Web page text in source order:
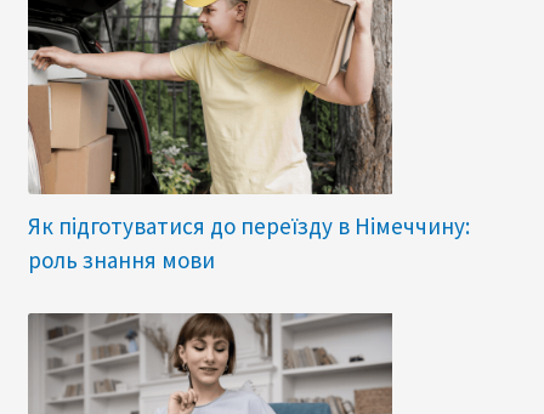
Як підготуватися до переїзду в Німеччину:
роль знання мови